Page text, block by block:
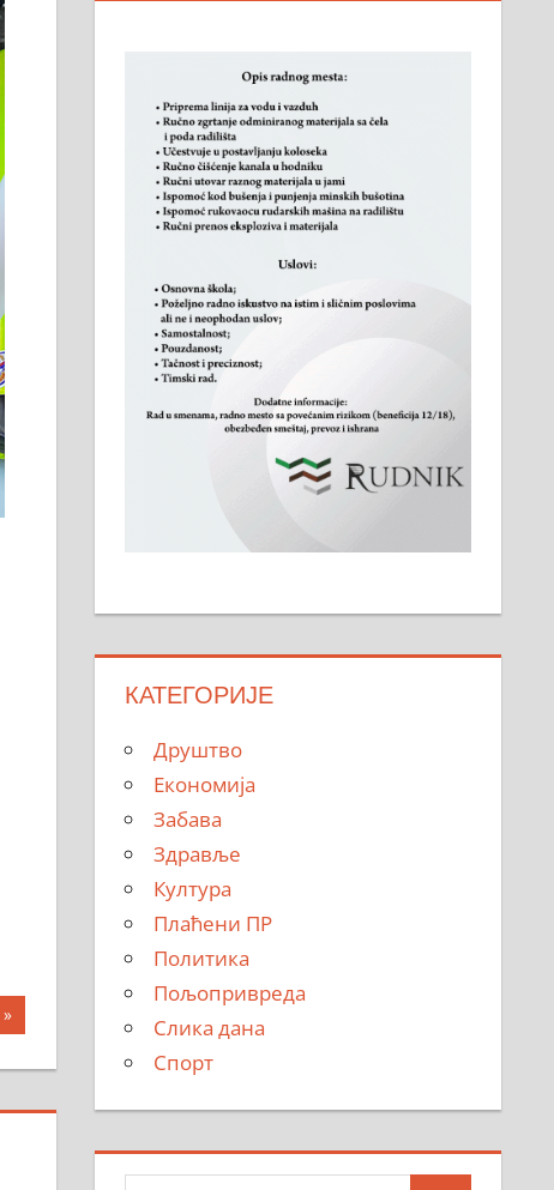
КАТЕГОРИЈЕ
Друштво
Економија
Забава
Здравље
Култура
Плаћени ПР
Политика
Пољопривреда
Слика дана
Спорт